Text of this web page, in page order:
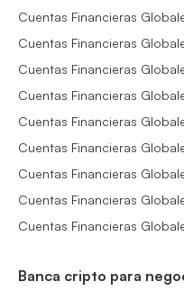
Cuentas Financieras
Cuentas Financieras
Cuentas Financieras
Cuentas Financieras
Cuentas Financieras
Cuentas Financieras
Cuentas Financieras
Cuentas Financieras
Cuentas Financieras
Banca cripto para